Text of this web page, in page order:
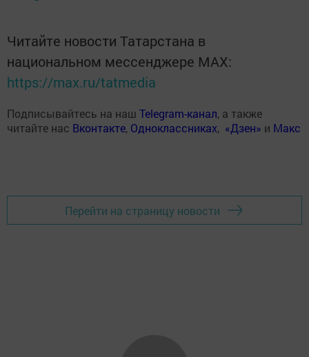
Читайте новости Татарстана в
национальном мессенджере MАХ:
https://max.ru/tatmedia
Подписывайтесь на наш Telegram-канал, а также
читайте нас Вконтакте, Одноклассниках, «Дзен» и Макс
Перейти на страницу новости